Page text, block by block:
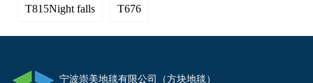
T815Night falls T676
宁波崇美地毯有限公司（方块地毯）